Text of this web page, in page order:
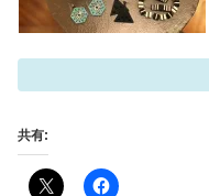
共有: